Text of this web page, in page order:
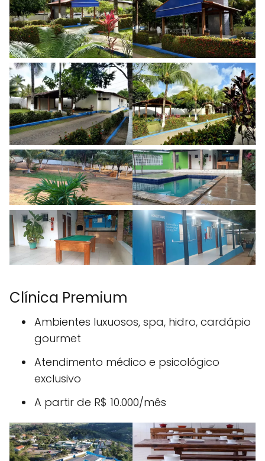
Clínica Premium
Ambientes luxuosos, spa, hidro, cardápio
gourmet
Atendimento médico e psicológico
exclusivo
A partir de R$ 10.000/mês